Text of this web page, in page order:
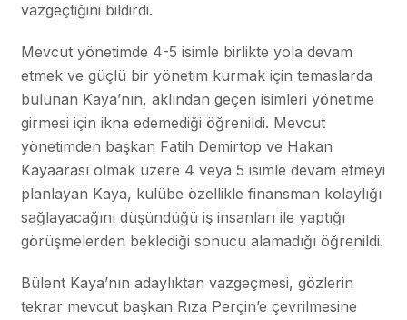
vazgeçtiğini bildirdi.
Mevcut yönetimde 4-5 isimle birlikte yola devam
etmek ve güçlü bir yönetim kurmak için temaslarda
bulunan Kaya’nın, aklından geçen isimleri yönetime
girmesi için ikna edemediği öğrenildi. Mevcut
yönetimden başkan Fatih Demirtop ve Hakan
Kayaarası olmak üzere 4 veya 5 isimle devam etmeyi
planlayan Kaya, kulübe özellikle finansman kolaylığı
sağlayacağını düşündüğü iş insanları ile yaptığı
görüşmelerden beklediği sonucu alamadığı öğrenildi.
Bülent Kaya’nın adaylıktan vazgeçmesi, gözlerin
tekrar mevcut başkan Rıza Perçin’e çevrilmesine